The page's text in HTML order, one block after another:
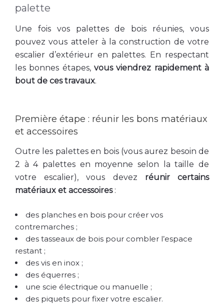
palette
Une fois vos palettes de bois réunies, vous
pouvez vous atteler à la construction de votre
escalier d’extérieur en palettes. En respectant
les bonnes étapes, vous viendrez rapidement à
bout de ces travaux.
Première étape : réunir les bons matériaux
et accessoires
Outre les palettes en bois (vous aurez besoin de
2 à 4 palettes en moyenne selon la taille de
votre escalier), vous devez réunir certains
matériaux et accessoires:
des planches en bois pour créer vos
contremarches ;
des tasseaux de bois pour combler l’espace
restant ;
des vis en inox ;
des équerres ;
une scie électrique ou manuelle ;
des piquets pour fixer votre escalier.